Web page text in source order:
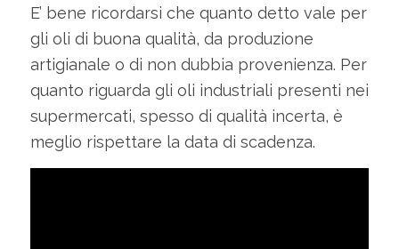
E’ bene ricordarsi che quanto detto vale per
gli oli di buona qualità, da produzione
artigianale o di non dubbia provenienza. Per
quanto riguarda gli oli industriali presenti nei
supermercati, spesso di qualità incerta, è
meglio rispettare la data di scadenza.